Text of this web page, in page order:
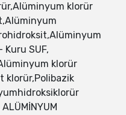
klorür
SUF,
klorür
klorür,Polibazik